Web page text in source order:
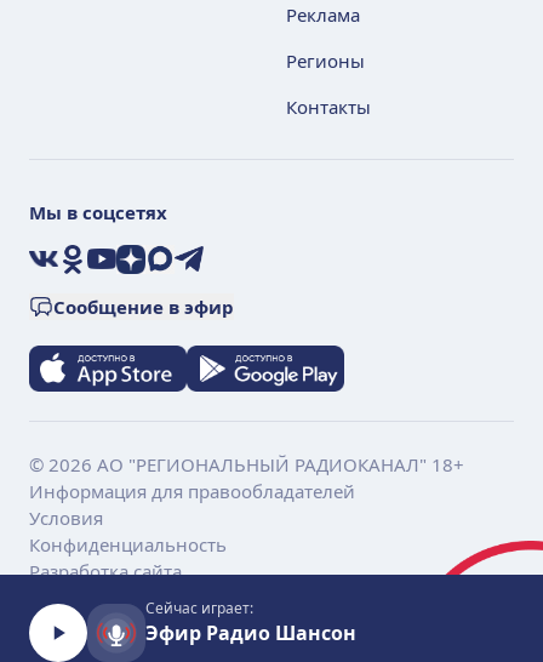
Реклама
Регионы
Контакты
Мы в соцсетях
VKOkYouTube
ДзенMaxTelegram
Сообщение в эфир
© 2026 АО "РЕГИОНАЛЬНЫЙ РАДИОКАНАЛ" 18+
Информация для правообладателей
Условия
Конфиденциальность
Разработка сайта
Сейчас играет:
Эфир Радио Шансон